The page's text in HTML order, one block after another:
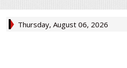
Thursday, August 06, 2026